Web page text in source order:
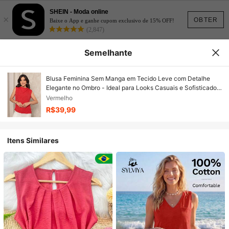
OBTER
×
SHEIN - Moda online
Baixe o App e ganhe cupom exclusivo de 15% OFF!
(2,847)
Semelhante
Blusa Feminina Sem Manga em Tecido Leve com Detalhe
Elegante no Ombro - Ideal para Looks Casuais e Sofisticados
Duna Linho
Vermelho
R$39,99
Itens Similares